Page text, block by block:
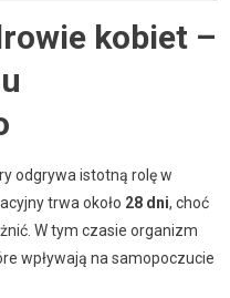
kobiet –
odgrywa istotną rolę w
trwa około 28 dni, choć
W tym czasie organizm
wpływają na samopoczucie